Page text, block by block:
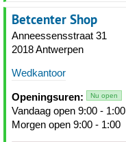
Betcenter Shop
Anneessensstraat 31
2018 Antwerpen
Wedkantoor
Openingsuren: Nu open
Vandaag open 9:00 - 1:00
Morgen open 9:00 - 1:00